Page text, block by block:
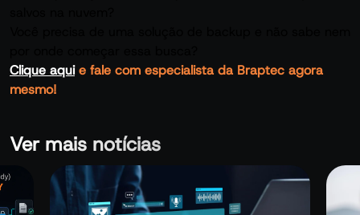
Clique aquie fale com especialista da Braptec agora
mesmo!
Ver mais notícias